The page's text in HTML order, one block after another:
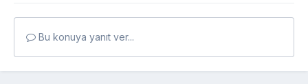
Bu konuya yanıt ver...